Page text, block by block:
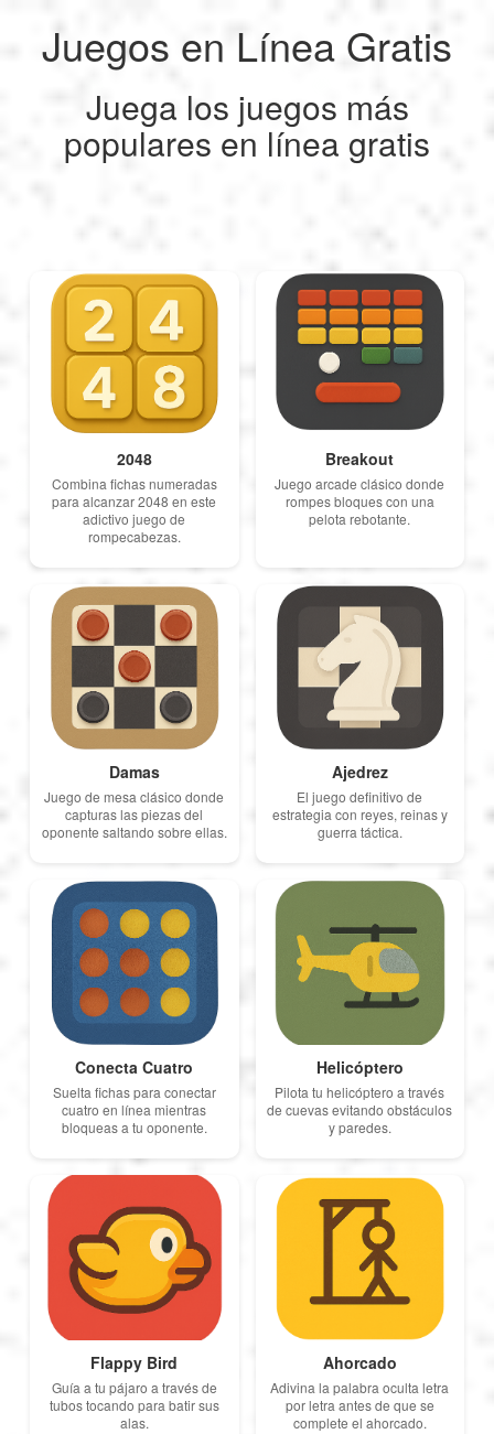
My Profile
My Reports
English
Français
Español
Italiano
Nederlands
Português
Polski
Türkçe
русский
中文
日本語
한국어
العربية
Svenska
Norsk
Dansk
Suomi
Ελληνικά
Juegos en Línea Gratis
Juega los juegos más
populares en línea gratis
My Profile
Logout
2048
Combina fichas numeradas
para alcanzar 2048 en este
adictivo juego de
rompecabezas.
Breakout
Juego arcade clásico donde
rompes bloques con una
pelota rebotante.
Damas
Juego de mesa clásico donde
capturas las piezas del
oponente saltando sobre ellas.
Ajedrez
El juego definitivo de
estrategia con reyes, reinas y
guerra táctica.
Conecta Cuatro
Suelta fichas para conectar
cuatro en línea mientras
bloqueas a tu oponente.
Helicóptero
Pilota tu helicóptero a través
de cuevas evitando obstáculos
y paredes.
Flappy Bird
Guía a tu pájaro a través de
tubos tocando para batir sus
alas.
Ahorcado
Adivina la palabra oculta letra
por letra antes de que se
complete el ahorcado.